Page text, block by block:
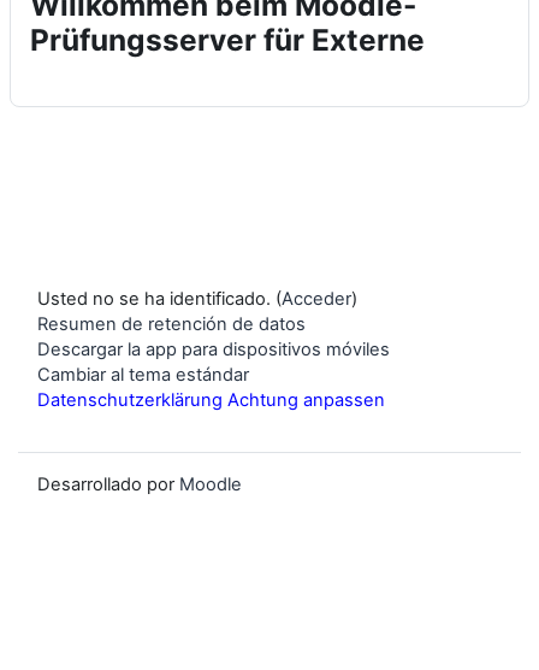
Prüfungsserver für Externe
Usted no se ha identificado. (Acceder)
Resumen de retención de datos
Descargar la app para dispositivos móviles
Cambiar al tema estándar
Datenschutzerklärung Achtung anpassen
Desarrollado por Moodle